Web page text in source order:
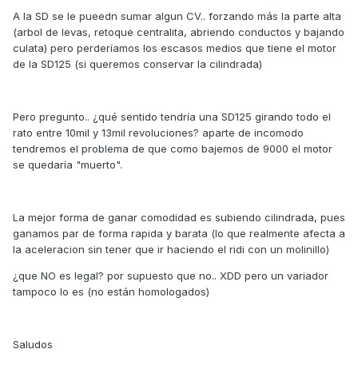
A la SD se le pueedn sumar algun CV.. forzando más la parte alta
(arbol de levas, retoque centralita, abriendo conductos y bajando
culata) pero perderíamos los escasos medios que tiene el motor
de la SD125 (si queremos conservar la cilindrada)
Pero pregunto.. ¿qué sentido tendría una SD125 girando todo el
rato entre 10mil y 13mil revoluciones? aparte de incomodo
tendremos el problema de que como bajemos de 9000 el motor
se quedaría "muerto".
La mejor forma de ganar comodidad es subiendo cilindrada, pues
ganamos par de forma rapida y barata (lo que realmente afecta a
la aceleracion sin tener que ir haciendo el ridi con un molinillo)
¿que NO es legal? por supuesto que no.. XDD pero un variador
tampoco lo es (no están homologados)
Saludos